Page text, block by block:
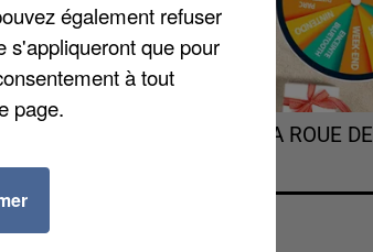
». Le
Il a été
à
de
TOURNEZ LA ROUE
également refuser
s'appliqueront que pour
à tout
page.